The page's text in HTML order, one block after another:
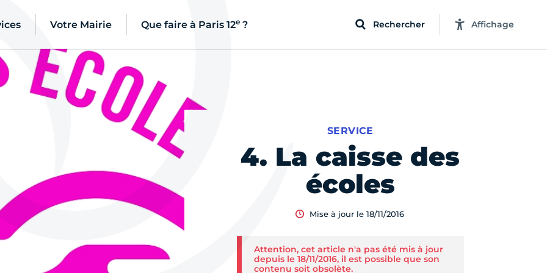
Votre Mairie Que faire à Paris 12e ? Rechercher Affichage
4. La caisse des
écoles
SERVICE
Mise à jour le 18/11/2016
Attention, cet article n'a pas été mis à jour
depuis le 18/11/2016, il est possible que son
contenu soit obsolète.